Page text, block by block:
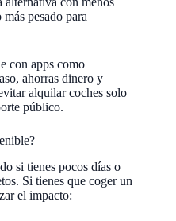
pesado para
con apps como
ahorras dinero y
alquilar coches solo
público.
si tienes pocos días o
Si tienes que coger un
el impacto: